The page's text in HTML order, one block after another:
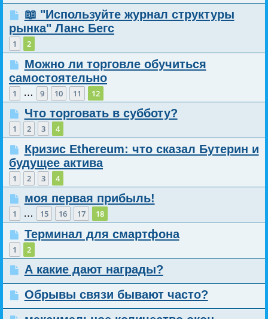
📖 "Используйте журнал структуры
рынка" Ланс Бегс
1 2
Можно ли торговле обучиться
самостоятельно
1 … 9 10 11 12
Что торговать в субботу?
1 2 3 4
Кризис Ethereum: что сказал Бутерин и
будущее актива
1 2 3 4
моя первая прибыль!
1 … 15 16 17 18
Терминал для смартфона
1 2
А какие дают награды?
Обрывы связи бывают часто?